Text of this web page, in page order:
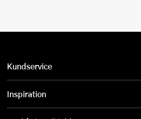
Kundservice
Inspiration